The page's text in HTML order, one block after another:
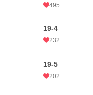
495
19-4
232
19-5
202